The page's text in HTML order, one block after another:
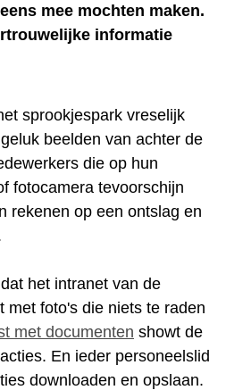
mee mochten maken.
informatie
sprookjespark vreselijk
beelden van achter de
die op hun
fotocamera tevoorschijn
rekenen op een ontslag en
het intranet van de
met foto's die niets te raden
met documenten showt de
En ieder personeelslid
downloaden en opslaan.